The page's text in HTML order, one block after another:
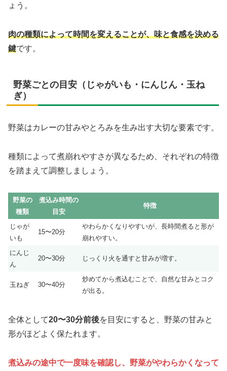
ょう。
肉の種類によって時間を変えることが、味と食感を決める
鍵です。
野菜ごとの目安（じゃがいも・にんじん・玉ね
ぎ）
野菜はカレーの甘みやとろみを生み出す大切な要素です。
種類によって煮崩れやすさが異なるため、それぞれの特徴
を踏まえて調整しましょう。
野菜の
種類
煮込み時間の
目安
特徴
じゃが
いも
15〜20分
やわらかくなりやすいが、長時間煮ると形が
崩れやすい。
にんじ
ん
20〜30分 じっくり火を通すと甘みが増す。
玉ねぎ 30〜40分
炒めてから煮込むことで、自然な甘みとコク
が出る。
全体として20〜30分前後を目安にすると、野菜の甘みと
形がほどよく保たれます。
煮込みの途中で一度味を確認し、野菜がやわらかくなって